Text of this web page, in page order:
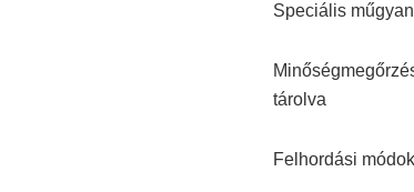
Speciális
tárolva
Felhordási